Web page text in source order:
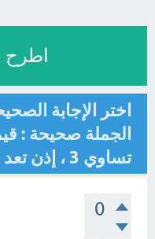
اطرح
اختر الإجابة
تساوي 3 ، إذن تعد محتويات المعدة [تم الحل]
0